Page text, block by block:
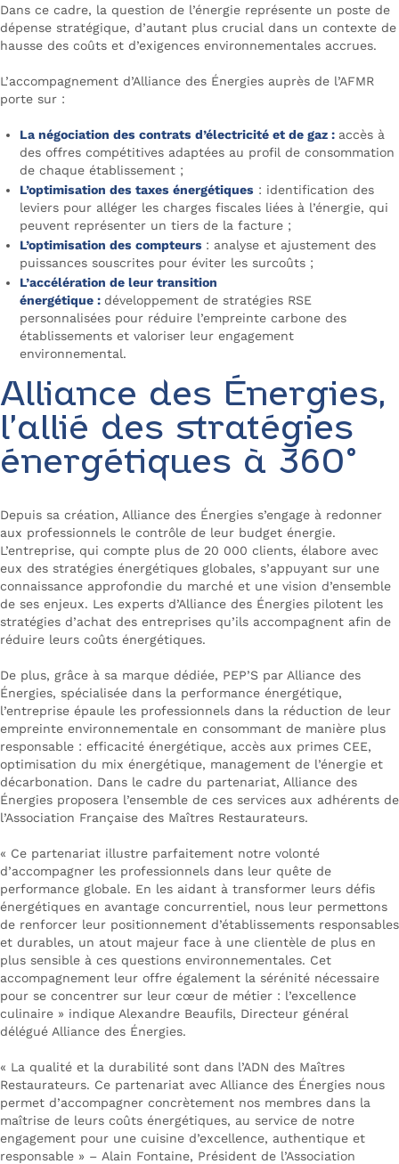
Dans ce cadre, la question de l’énergie représente un poste de
dépense stratégique, d’autant plus crucial dans un contexte de
hausse des coûts et d’exigences environnementales accrues.
L’accompagnement d’Alliance des Énergies auprès de l’AFMR
porte sur :
La négociation des contrats d’électricité et de gaz : accès à
des offres compétitives adaptées au profil de consommation
de chaque établissement ;
L’optimisation des taxes énergétiques : identification des
leviers pour alléger les charges fiscales liées à l’énergie, qui
peuvent représenter un tiers de la facture ;
L’optimisation des compteurs : analyse et ajustement des
puissances souscrites pour éviter les surcoûts ;
L’accélération de leur transition
énergétique : développement de stratégies RSE
personnalisées pour réduire l’empreinte carbone des
établissements et valoriser leur engagement
environnemental.
Alliance des Énergies,
l’allié des stratégies
énergétiques à 360°
Depuis sa création, Alliance des Énergies s’engage à redonner
aux professionnels le contrôle de leur budget énergie.
L’entreprise, qui compte plus de 20 000 clients, élabore avec
eux des stratégies énergétiques globales, s’appuyant sur une
connaissance approfondie du marché et une vision d’ensemble
de ses enjeux. Les experts d’Alliance des Énergies pilotent les
stratégies d’achat des entreprises qu’ils accompagnent afin de
réduire leurs coûts énergétiques.
De plus, grâce à sa marque dédiée, PEP’S par Alliance des
Énergies, spécialisée dans la performance énergétique,
l’entreprise épaule les professionnels dans la réduction de leur
empreinte environnementale en consommant de manière plus
responsable : efficacité énergétique, accès aux primes CEE,
optimisation du mix énergétique, management de l’énergie et
décarbonation. ​Dans le cadre du partenariat, Alliance des
Énergies proposera l’ensemble de ces services aux adhérents de
l’Association Française des Maîtres Restaurateurs.
« Ce partenariat illustre parfaitement notre volonté
d’accompagner les professionnels dans leur quête de
performance globale. En les aidant à transformer leurs défis
énergétiques en avantage concurrentiel, nous leur permettons
de renforcer leur positionnement d’établissements responsables
et durables, un atout majeur face à une clientèle de plus en
plus sensible à ces questions environnementales. Cet
accompagnement leur offre également la sérénité nécessaire
pour se concentrer sur leur cœur de métier : l’excellence
culinaire » indique Alexandre Beaufils, Directeur général
délégué Alliance des Énergies.
« La qualité et la durabilité sont dans l’ADN des Maîtres
Restaurateurs. Ce partenariat avec Alliance des Énergies nous
permet d’accompagner concrètement nos membres dans la
maîtrise de leurs coûts énergétiques, au service de notre
engagement pour une cuisine d’excellence, authentique et
responsable » – Alain Fontaine, Président de l’Association